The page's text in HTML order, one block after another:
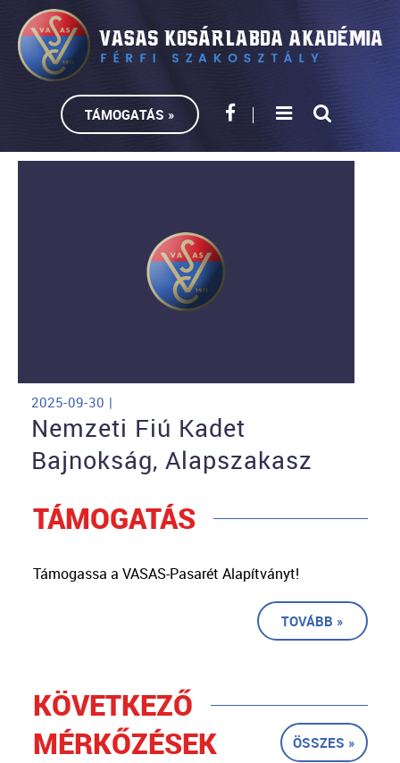
TÁMOGATÁS »
2025-09-30 |
Nemzeti Fiú Kadet
Bajnokság, Alapszakasz
TÁMOGATÁS
Támogassa a VASAS-Pasarét Alapítványt!
TOVÁBB »
KÖVETKEZŐ
MÉRKŐZÉSEK
ÖSSZES »